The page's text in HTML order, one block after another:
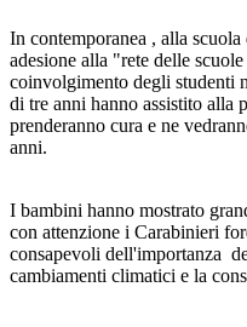
In contemporanea , alla
adesione alla "rete delle
coinvolgimento degli studenti
di tre anni hanno assistito
prenderanno cura e ne
anni.
I bambini hanno mostrato
con attenzione i Carabinieri
consapevoli dell'importanza
cambiamenti climatici e la